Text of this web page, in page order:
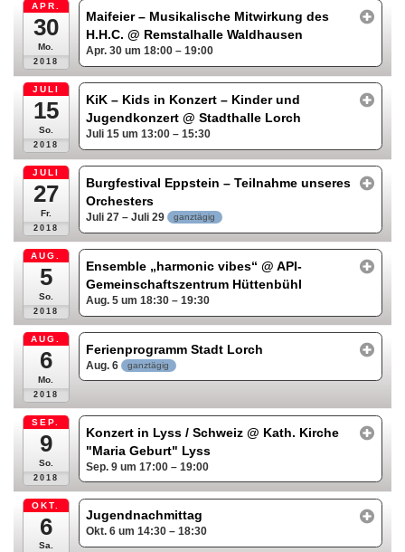
APR.
30
Mo.
2018
Maifeier – Musikalische Mitwirkung des
H.H.C.@ Remstalhalle Waldhausen
Apr. 30 um 18:00 – 19:00
JULI
15
So.
2018
KiK – Kids in Konzert – Kinder und
Jugendkonzert@ Stadthalle Lorch
Juli 15 um 13:00 – 15:30
JULI
27
Fr.
2018
Burgfestival Eppstein – Teilnahme unseres
Orchesters
Juli 27 – Juli 29 ganztägig
AUG.
5
So.
2018
Ensemble „harmonic vibes“@ API-
Gemeinschaftszentrum Hüttenbühl
Aug. 5 um 18:30 – 19:30
AUG.
6
Mo.
2018
Ferienprogramm Stadt Lorch
Aug. 6 ganztägig
SEP.
9
So.
2018
Konzert in Lyss / Schweiz@ Kath. Kirche
"Maria Geburt" Lyss
Sep. 9 um 17:00 – 19:00
OKT.
6
Sa.
Jugendnachmittag
Okt. 6 um 14:30 – 18:30